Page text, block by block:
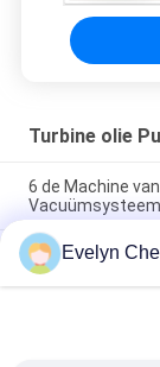
Turbine olie
6 de Machine
Olie die de
Turbineolie
Van de de
centraleturbine
Evelyn